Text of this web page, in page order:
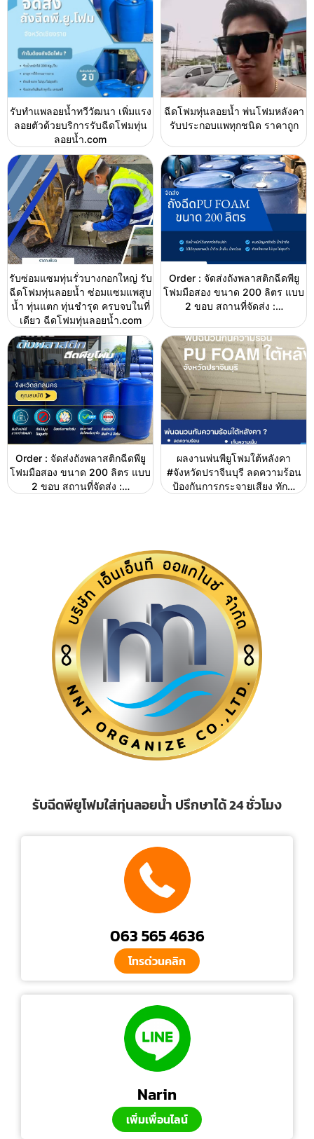
รับทำแพลอยน้ำทวีวัฒนา เพิ่มแรง
ลอยตัวด้วยบริการรับฉีดโฟมทุ่น
ลอยน้ำ.com
ฉีดโฟมทุ่นลอยน้ำ พ่นโฟมหลังคา
รับประกอบแพทุกชนิด ราคาถูก
รับซ่อมแซมทุ่นรั่วบางกอกใหญ่ รับ
ฉีดโฟมทุ่นลอยน้ำ ซ่อมแซมแพสูบ
น้ำ ทุ่นแตก ทุ่นชำรุด ครบจบในที่
เดียว ฉีดโฟมทุ่นลอยน้ำ.com
Order : จัดส่งถังพลาสติกฉีดพียู
โฟมมือสอง ขนาด 200 ลิตร แบบ
2 ขอบ สถานที่จัดส่ง :…
Order : จัดส่งถังพลาสติกฉีดพียู
โฟมมือสอง ขนาด 200 ลิตร แบบ
2 ขอบ สถานที่จัดส่ง :…
ผลงานพ่นพียูโฟมใต้หลังคา
#จังหวัดปราจีนบุรี ลดความร้อน
ป้องกันการกระจายเสียง ทัก…
รับฉีดพียูโฟมใส่ทุ่นลอยน้ำ ปรึกษาได้ 24 ชั่วโมง
063 565 4636
โทรด่วนคลิก
Narin
เพิ่มเพื่อนไลน์